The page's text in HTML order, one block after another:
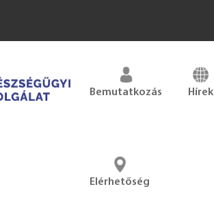
Bemutatkozás Hírek
Elérhetőség